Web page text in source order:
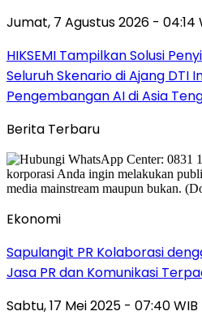
Jumat, 7 Agustus 2026 - 04:14
HIKSEMI Tampilkan Solusi
Seluruh Skenario di Ajang DTI
Pengembangan AI di Asia
Berita Terbaru
Ekonomi
Sapulangit PR Kolaborasi
Jasa PR dan Komunikasi
Sabtu, 17 Mei 2025 - 07:40 WIB